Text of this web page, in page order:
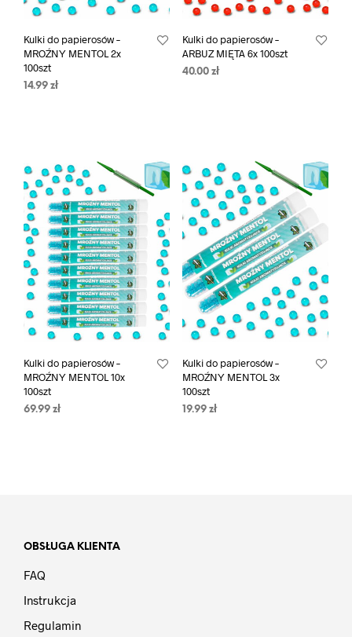
Kulki do papierosów –
MROŹNY MENTOL 2x
100szt
14.99 zł
Kulki do papierosów –
ARBUZ MIĘTA 6x 100szt
40.00 zł
Kulki do papierosów –
MROŹNY MENTOL 10x
100szt
69.99 zł
Kulki do papierosów –
MROŹNY MENTOL 3x
100szt
19.99 zł
OBSŁUGA KLIENTA
FAQ
Instrukcja
Regulamin